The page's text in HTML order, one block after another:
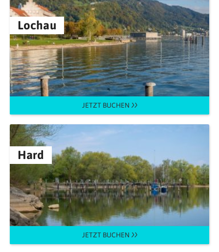
Lochau
JETZT BUCHEN
Hard
JETZT BUCHEN